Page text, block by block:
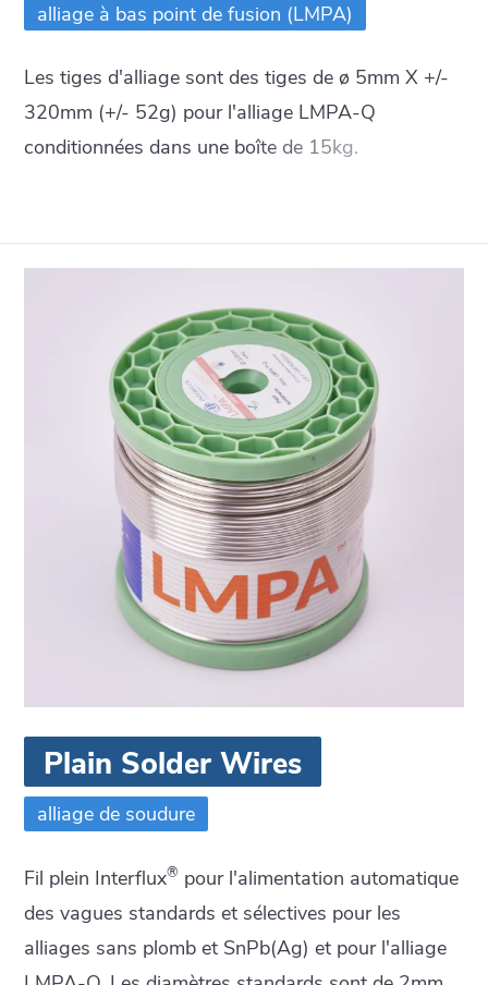
alliage à bas point de fusion (LMPA)
Les tiges d'alliage sont des tiges de ø 5mm X +/-
320mm (+/- 52g) pour l'alliage LMPA-Q
conditionnées dans une boîte de 15kg.
Plain Solder Wires
alliage de soudure
Fil plein Interflux® pour l'alimentation automatique
des vagues standards et sélectives pour les
alliages sans plomb et SnPb(Ag) et pour l'alliage